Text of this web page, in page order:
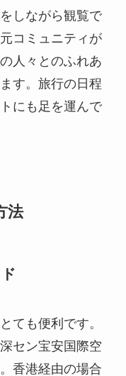
しながら観覧で
コミュニティが
人々とのふれあ
す。旅行の日程
にも足を運んで
法
ても便利です。
セン宝安国際空
香港経由の場合